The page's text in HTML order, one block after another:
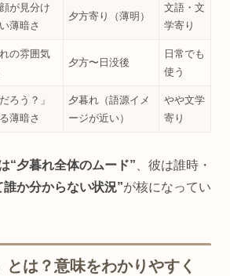
が見分け
薄暗さ
夕方寄り（薄明）
文語・文
学寄り
の雰囲気
夕方〜日没後
日常でも
使う
ろう？」
薄暗さ
夕暮れ（語源イメ
ージが近い）
やや文学
寄り
“夕暮れ全体のムード” 、彼は誰時・
誰か分からない状況”が核になってい
とは？意味をわかりやすく